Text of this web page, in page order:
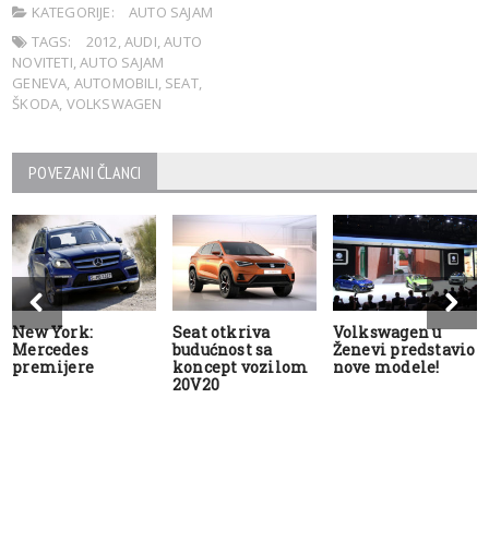
KATEGORIJE:
AUTO SAJAM
TAGS:
2012,AUDI,AUTO
NOVITETI,AUTO SAJAM
GENEVA, AUTOMOBILI, SEAT,
ŠKODA, VOLKSWAGEN
POVEZANI ČLANCI
New York:
Mercedes
premijere
Seat otkriva
budućnost sa
koncept vozilom
20V20
Volkswagen u
Ženevi predstavio
nove modele!